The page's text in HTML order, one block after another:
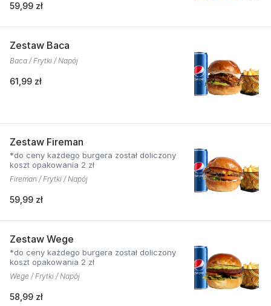
59,99 zł
Zestaw Baca
Baca / Frytki / Napój
61,99 zł
Zestaw Fireman
*do ceny każdego burgera został doliczony
koszt opakowania 2 zł
Fireman / Frytki / Napój
59,99 zł
Zestaw Wege
*do ceny każdego burgera został doliczony
koszt opakowania 2 zł
Wege / Frytki / Napój
58,99 zł